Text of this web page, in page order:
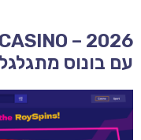
עם בונוס